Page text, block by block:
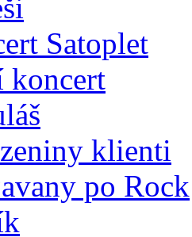
Satoplet
koncert
klienti
po Rock